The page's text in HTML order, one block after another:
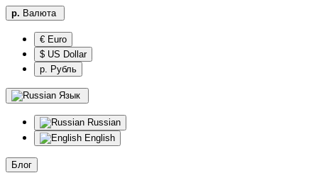
р. Валюта
€ Euro
$ US Dollar
р. Рубль
Язык
Russian
English
Блог